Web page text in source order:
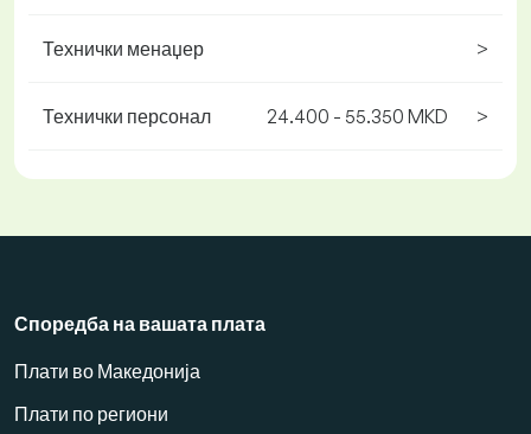
Технички менаџер >
Технички персонал 24.400 - 55.350 MKD >
Споредба на вашата плата
Плати во Македонија
Плати по региони